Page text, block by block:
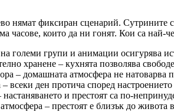
нямат фиксиран сценарий. Сутрините
часове, които да ни гонят. Кои са най-
големи групи и анимации осигурява
хранене – кухнята позволява
– домашната атмосфера не натоварва
всеки ден протича според
и престоят са по-
– престоят е близък до живота